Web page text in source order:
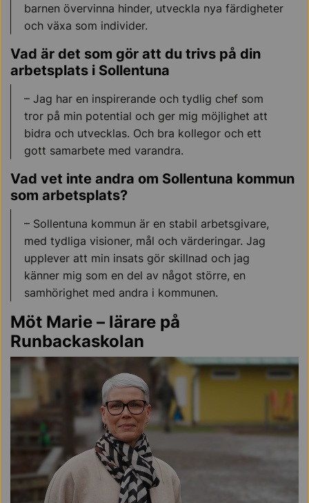
barnen övervinna hinder, utveckla nya färdigheter
och växa som individer.
Vad är det som gör att du trivs på din
arbetsplats i Sollentuna
– Jag har en inspirerande och tydlig chef som
tror på min potential och ger mig möjlighet att
bidra och utvecklas. Och bra kollegor och ett
gott samarbete med varandra.
Vad vet inte andra om Sollentuna kommun
som arbetsplats?
– Sollentuna kommun är en stabil arbetsgivare,
med tydliga visioner, mål och värderingar. Jag
upplever att min insats gör skillnad och jag
känner mig som en del av något större, en
samhörighet med andra i kommunen.
Möt Marie – lärare på
Runbackaskolan